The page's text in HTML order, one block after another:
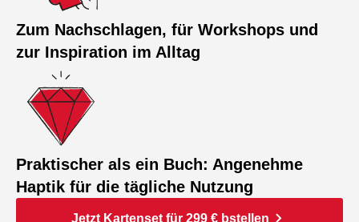
Zum Nachschlagen, für Workshops und
zur Inspiration im Alltag
Praktischer als ein Buch: Angenehme
Haptik für die tägliche Nutzung
Jetzt Kartenset für 299 € bstellen